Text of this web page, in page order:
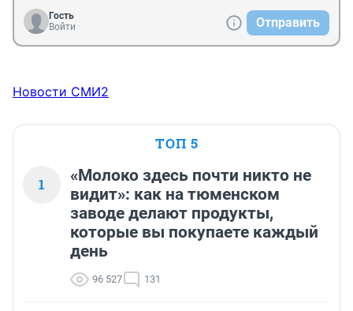
Гость
Войти
Отправить
Новости СМИ2
ТОП 5
1
«Молоко здесь почти никто не
видит»: как на тюменском
заводе делают продукты,
которые вы покупаете каждый
день
96 527 131